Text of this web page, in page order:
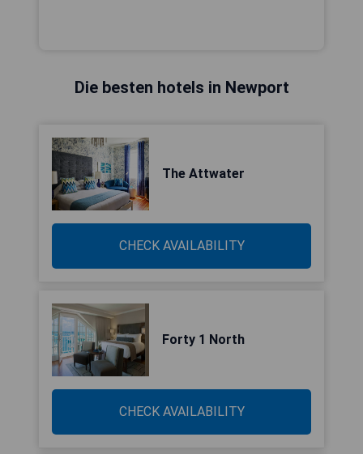
Die besten hotels in Newport
The Attwater
CHECK AVAILABILITY
Forty 1 North
CHECK AVAILABILITY